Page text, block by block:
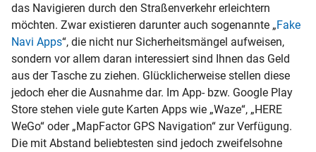
das Navigieren durch den Straßenverkehr erleichtern
möchten. Zwar existieren darunter auch sogenannte „Fake
Navi Apps“, die nicht nur Sicherheitsmängel aufweisen,
sondern vor allem daran interessiert sind Ihnen das Geld
aus der Tasche zu ziehen. Glücklicherweise stellen diese
jedoch eher die Ausnahme dar. Im App- bzw. Google Play
Store stehen viele gute Karten Apps wie „Waze“, „HERE
WeGo“ oder „MapFactor GPS Navigation“ zur Verfügung.
Die mit Abstand beliebtesten sind jedoch zweifelsohne